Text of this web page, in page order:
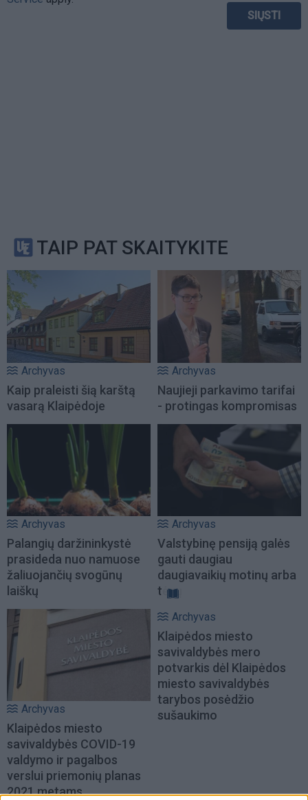
TAIP PAT SKAITYKITE
Archyvas
Kaip praleisti šią karštą
vasarą Klaipėdoje
Archyvas
Naujieji parkavimo tarifai
- protingas kompromisas
Archyvas
Palangių daržininkystė
prasideda nuo namuose
žaliuojančių svogūnų
laiškų
Archyvas
Valstybinę pensiją galės
gauti daugiau
daugiavaikių motinų arba
tėvų
Archyvas
Klaipėdos miesto
savivaldybės COVID-19
valdymo ir pagalbos
verslui priemonių planas
2021 metams
Archyvas
Klaipėdos miesto
savivaldybės mero
potvarkis dėl Klaipėdos
miesto savivaldybės
tarybos posėdžio
sušaukimo